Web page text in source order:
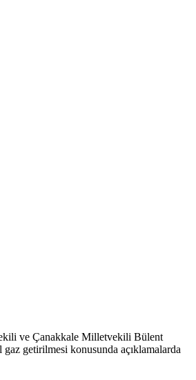
ve Çanakkale Milletvekili Bülent
getirilmesi konusunda açıklamalarda